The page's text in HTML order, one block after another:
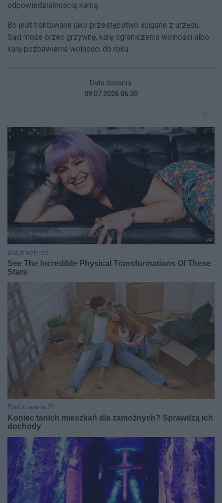
odpowiedzialnością karną.
Bo jest traktowane jako przestępstwo ścigane z urzędu.
Sąd może orzec grzywnę, karę ograniczenia wolności albo
karę pozbawienia wolności do roku.
Data dodania:
09.07.2026 06:30